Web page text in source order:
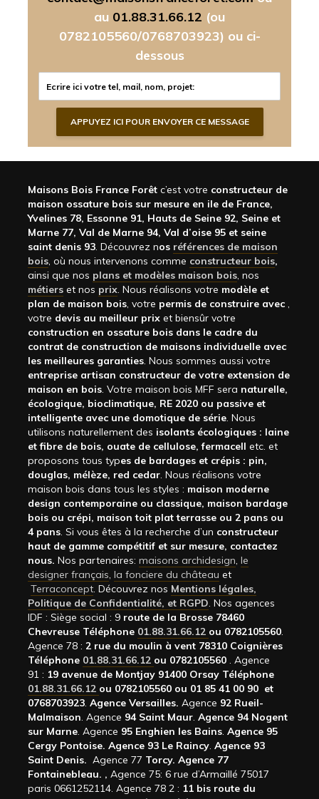
au 01.88.31.66.12 (ou
0782105560/0768703923) ou ci-
dessous
Maisons Bois France Forêt c’est votre constructeur de
maison ossature bois sur mesure en ile de France,
Yvelines 78, Essonne 91, Hauts de Seine 92, Seine et
Marne 77, Val de Marne 94, Val d’oise 95 et seine
saint denis 93. Découvrez nos références de maison
bois, où nous intervenons comme constructeur bois,
ainsi que nos plans et modèles maison bois, nos
métiers et nos prix. Nous réalisons votre modèle et
plan de maison bois, votre permis de construire avec ,
votre devis au meilleur prix et biensûr votre
construction en ossature bois dans le cadre du
contrat de construction de maisons individuelle avec
les meilleures garanties. Nous sommes aussi votre
entreprise artisan constructeur de votre extension de
maison en bois. Votre maison bois MFF sera naturelle,
écologique, bioclimatique, RE 2020 ou passive et
intelligente avec une domotique de série. Nous
utilisons naturellement des isolants écologiques : laine
et fibre de bois, ouate de cellulose, fermacell etc. et
proposons tous types de bardages et crépis : pin,
douglas, mélèze, red cedar. Nous réalisons votre
maison bois dans tous les styles : maison moderne
design contemporaine ou classique, maison bardage
bois ou crépi, maison toit plat terrasse ou 2 pans ou
4 pans. Si vous êtes à la recherche d’un constructeur
haut de gamme compétitif et sur mesure, contactez
nous. Nos partenaires: maisons archidesign, le
designer français, la fonciere du château et
Terraconcept. Découvrez nos Mentions légales,
Politique de Confidentialité, et RGPD. Nos agences
IDF : Siège social : 9 route de la Brosse 78460
Chevreuse Téléphone 01.88.31.66.12 ou 0782105560.
Agence 78 : 2 rue du moulin à vent 78310 Coignières
Téléphone 01.88.31.66.12 ou 0782105560 . Agence
91 : 19 avenue de Montjay 91400 Orsay Téléphone
01.88.31.66.12 ou 0782105560 ou 01 85 41 00 90 et
0768703923. Agence Versailles. Agence 92 Rueil-
Malmaison. Agence 94 Saint Maur. Agence 94 Nogent
sur Marne. Agence 95 Enghien les Bains. Agence 95
Cergy Pontoise. Agence 93 Le Raincy. Agence 93
Saint Denis. Agence 77 Torcy. Agence 77
Fontainebleau. , Agence 75: 6 rue d’Armaillé 75017
paris 0661252114. Agence 78 2 : 11 bis route du